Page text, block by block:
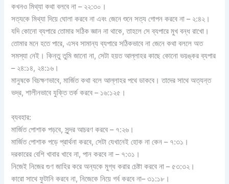
কখনও মিথ্যা কথা বলবে না – ২২:৩০।
সত্যকে মিথ্যা দিয়ে ঘোলা করবে না এবং জেনে শুনে সত্য গোপন করবে না – ২:৪২।
যদি কোনো ব্যপারে তোমার সঠিক জ্ঞান না থাকে, তাহলে সে ব্যপারে মুখ বন্ধ রাখো।
তোমার মনে হতে পারে, এসব সামান্য ব্যপারে সঠিকভাবে না জেনে কথা বললে অত
সমস্যা নেই। কিন্তু তুমি জানো না, সেটা হয়ত আল্লাহর কাছে কোনো ভয়ঙ্কর ব্যপার
– ২৪:১৪, ২৪:১৬।
মানুষকে বিচক্ষণভাবে, মার্জিত কথা বলে আল্লাহর পথে ডাকবে। তাদের সাথে অত্যন্ত
ভদ্র, শালীনভাবে যুক্তি তর্ক করবে – ১৬:১২৫।
ব্যবহার:
মার্জিত পোশাক পড়বে, সুন্দর আচরণ করবে – ৭:২৬।
মার্জিত পোশাক পড়ে প্রার্থনা করবে, সেটা যেখানেই হোক না কেন – ৭:৩১।
দরকারের বেশি খাবার খাবে না, পান করবে না – ৭:৩১।
নিজেই নিজের গুণ জাহির করে অন্যকে মুগ্ধ করার চেষ্টা করবে না – ৫৩:৩২।
কারো সাথে ফুটানি করবে না, নিজেকে নিয়ে গর্ব করবে না– ৩১:১৮।